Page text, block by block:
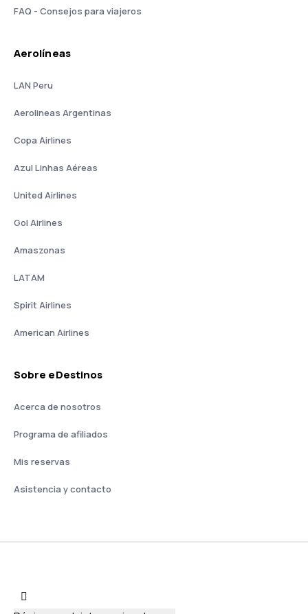
FAQ - Consejos para viajeros
Aerolíneas
LAN Peru
Aerolineas Argentinas
Copa Airlines
Azul Linhas Aéreas
United Airlines
Gol Airlines
Amaszonas
LATAM
Spirit Airlines
American Airlines
Sobre eDestinos
Acerca de nosotros
Programa de afiliados
Mis reservas
Asistencia y contacto